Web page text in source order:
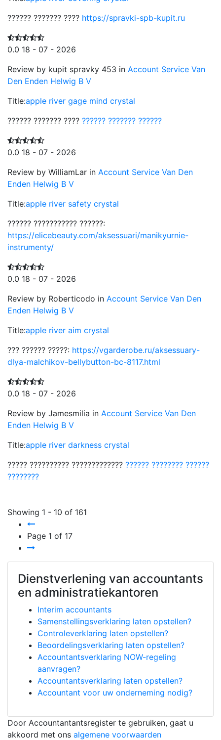
?????? ??????? ???? https://spravki-spb-kupit.ru
0.0 18 - 07 - 2026
Review by kupit spravky 453 in Account Service Van
Den Enden Helwig B V
Title:apple river gage mind crystal
?????? ??????? ???? ?????? ??????? ??????
0.0 18 - 07 - 2026
Review by WilliamLar in Account Service Van Den
Enden Helwig B V
Title:apple river safety crystal
?????? ??????????? ??????:
https://elicebeauty.com/aksessuari/manikyurnie-
instrumenty/
0.0 18 - 07 - 2026
Review by Roberticodo in Account Service Van Den
Enden Helwig B V
Title:apple river aim crystal
??? ?????? ?????: https://vgarderobe.ru/aksessuary-
dlya-malchikov-bellybutton-bc-8117.html
0.0 18 - 07 - 2026
Review by Jamesmilia in Account Service Van Den
Enden Helwig B V
Title:apple river darkness crystal
????? ?????????? ????????????? ?????? ???????? ??????
????????
Showing 1 - 10 of 161
Page 1 of 17
Dienstverlening van accountants
en administratiekantoren
Interim accountants
Samenstellingsverklaring laten opstellen?
Controleverklaring laten opstellen?
Beoordelingsverklaring laten opstellen?
Accountantsverklaring NOW-regeling
aanvragen?
Accountantsverklaring laten opstellen?
Accountant voor uw onderneming nodig?
Door Accountantantsregister te gebruiken, gaat u
akkoord met ons algemene voorwaarden